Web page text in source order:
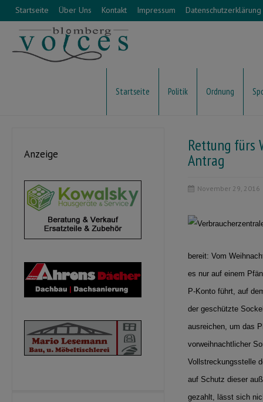
Startseite Über Uns Kontakt Impressum Datenschutzerklärung
Startseite Politik Ordnung
Rettung fürs
Antrag
November 29, 2016
bereit: Vom
es nur auf einem
P-Konto führt, auf
der geschützte
ausreichen, um das
vorweihnachtlicher
Vollstreckungsstelle
auf Schutz dieser
gezahlt, lässt sich
Anzeige